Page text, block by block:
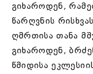
გიხაროდენ,
წარღვნის
ღმრთისა თანა
გიხაროდენ,
წმიდისა